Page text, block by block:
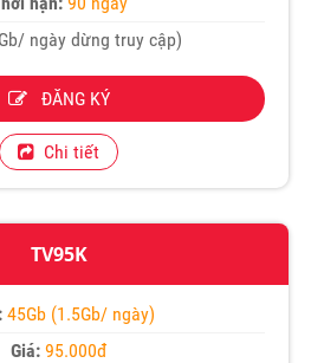
ngày dừng truy cập)
ĐĂNG KÝ
Chi tiết
TV95K
45Gb (1.5Gb/ ngày)
Giá:95.000đ